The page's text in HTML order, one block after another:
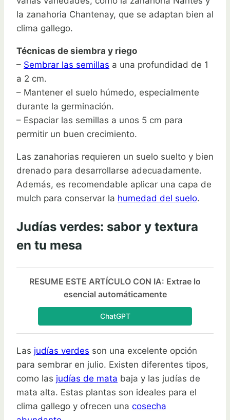
la zanahoria Chantenay, que se adaptan bien al
clima gallego.
Técnicas de siembra y riego
– Sembrar las semillas a una profundidad de 1
a 2 cm.
– Mantener el suelo húmedo, especialmente
durante la germinación.
– Espaciar las semillas a unos 5 cm para
permitir un buen crecimiento.
Las zanahorias requieren un suelo suelto y bien
drenado para desarrollarse adecuadamente.
Además, es recomendable aplicar una capa de
mulch para conservar la humedad del suelo.
Judías verdes: sabor y textura
en tu mesa
RESUME ESTE ARTÍCULO CON IA: Extrae lo
esencial automáticamente
ChatGPT
Las judías verdes son una excelente opción
para sembrar en julio. Existen diferentes tipos,
como las judías de mata baja y las judías de
mata alta. Estas plantas son ideales para el
clima gallego y ofrecen una cosecha